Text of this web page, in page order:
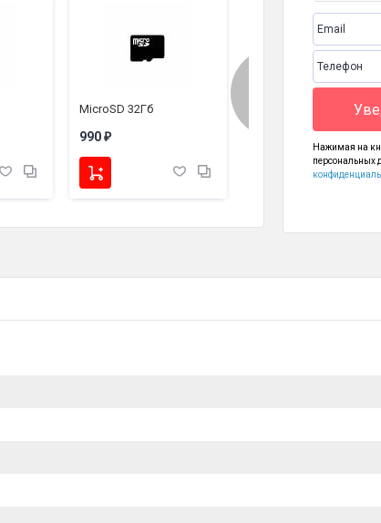
Нажимая на
персональных
MicroSD 32Гб
990 ₽